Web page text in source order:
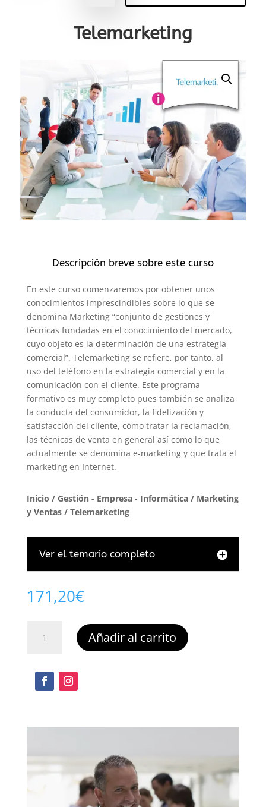
Telemarketing
Descripción breve sobre este curso
En este curso comenzaremos por obtener unos
conocimientos imprescindibles sobre lo que se
denomina Marketing “conjunto de gestiones y
técnicas fundadas en el conocimiento del mercado,
cuyo objeto es la determinación de una estrategia
comercial”. Telemarketing se refiere, por tanto, al
uso del teléfono en la estrategia comercial y en la
comunicación con el cliente. Este programa
formativo es muy completo pues también se analiza
la conducta del consumidor, la fidelización y
satisfacción del cliente, cómo tratar la reclamación,
las técnicas de venta en general así como lo que
actualmente se denomina e-marketing y que trata el
marketing en Internet.
Inicio / Gestión - Empresa - Informática/ Marketing
y Ventas/ Telemarketing
Ver el temario completo
171,20€
Telemarketing
cantidad
Añadir al carrito